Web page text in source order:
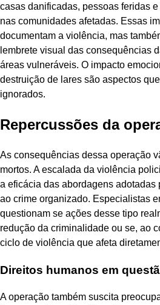
casas danificadas, pessoas feridas
nas comunidades afetadas. Essas
documentam a violência, mas
lembrete visual das consequências
áreas vulneráveis. O impacto
destruição de lares são aspectos
ignorados.
Repercussões da
As consequências dessa operação
mortos. A escalada da violência
a eficácia das abordagens adotadas
ao crime organizado. Especialistas
questionam se ações desse tipo
redução da criminalidade ou se, ao
ciclo de violência que afeta
Direitos humanos em
A operação também suscita